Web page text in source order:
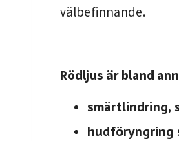
välbefinnande.
Rödljus är bland
smärtlindring,
hudföryngring